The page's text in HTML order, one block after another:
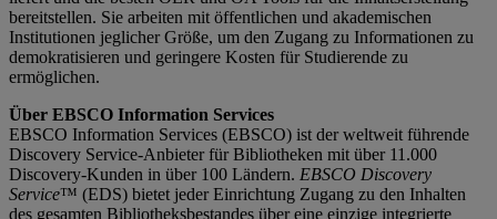
bereitstellen. Sie arbeiten mit öffentlichen und akademischen
Institutionen jeglicher Größe, um den Zugang zu Informationen zu
demokratisieren und geringere Kosten für Studierende zu
ermöglichen.
Über EBSCO Information Services
EBSCO Information Services (EBSCO) ist der weltweit führende
Discovery Service-Anbieter für Bibliotheken mit über 11.000
Discovery-Kunden in über 100 Ländern. EBSCO Discovery
Service™ (EDS) bietet jeder Einrichtung Zugang zu den Inhalten
des gesamten Bibliotheksbestandes über eine einzige integrierte